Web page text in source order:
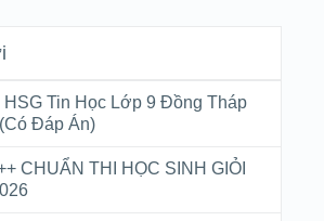
Tin Học Lớp 9 Đồng Tháp
Đáp Án)
CHUẨN THI HỌC SINH GIỎI